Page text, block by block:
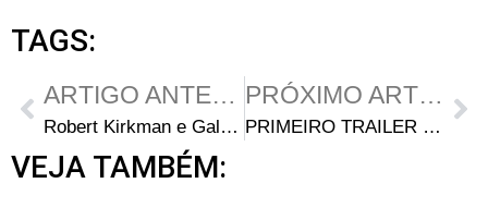
TAGS:
ARTIGO ANTERIOR
Robert Kirkman e Gale Hurd Já Chegaram na Comic-Con
PRÓXIMO ARTIGO
PRIMEIRO TRAILER DA 2ª TEMPORADA DE THE WALKING DEAD
VEJA TAMBÉM: